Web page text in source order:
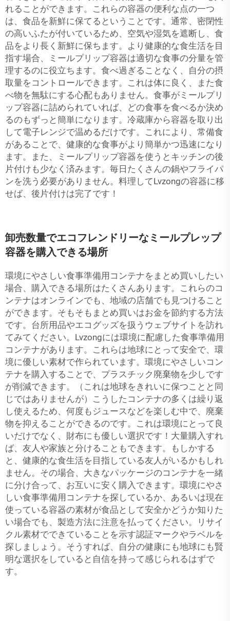
れることができます。これらの容器の便利な点の一つ
は、食品を新鮮に保てるということです。通常、密閉性
の高いふたが付いているため、空気や湿気を遮断し、食
品をより長く新鮮に保ちます。より健康的な食生活を目
指す場合、ミールプリップ容器は適切な食事の分量を管
理するのに役立ちます。食べ過ぎることなく、自分の摂
取量をコントロールできます。これは体に良く、また食
べ物を無駄にする心配もありません。食事がミールプリ
ップ容器に詰められていれば、どの食事を食べるか決め
るのもずっと簡単になります。冷蔵庫から容器を取り出
して電子レンジで温めるだけです。これにより、常備食
があることで、健康的な食事がより簡単かつ迅速になり
ます。また、ミールプリップ容器を使うとキッチンの後
片付けも少なく済みます。毎日たくさんの鍋やフライパ
ンを洗う必要がありません。料理してLvzongの容器に移
せば、後片付けは完了です！
卸売数量でエコフレンドリーなミールプレップ
容器を購入できる場所
環境にやさしい食事準備用コンテナをまとめ買いしたい
場合、購入できる場所はたくさんあります。これらのコ
ンテナはオンラインでも、地域の店舗でも見つけること
ができます。そもそもまとめ買いはお金を節約する方法
です。台所用品やエコグッズを扱うウェブサイトを訪れ
てみてください。Lvzongには環境に配慮した食事準備用
コンテナがあります。これらは地球にとって安全で、環
境に優しい素材で作られています。環境にやさしいコン
テナを購入することで、プラスチック廃棄物を少しです
が削減できます。（これは地球をきれいに保つことと同
じではありませんが）こうしたコンテナの多くは繰り返
し使えるため、何度もジュースなどを楽しむ中で、廃棄
物を抑えることができるのです。これは環境にとって良
いだけでなく、財布にも優しい選択です！大量購入すれ
ば、友人や家族と分けることもできます。もしかする
と、健康的な食生活を目指している友人がいるかもしれ
ません。その場合、大きなパッケージのコンテナを一緒
に分け合って、お互いに安く購入できます。環境にやさ
しい食事準備用コンテナを探しているか、あるいは現在
使っている容器の素材が食品として安全かどうか知りた
い場合でも、製造方法に注意を払ってください。リサイ
クル素材でできていることを示す認証マークやラベルを
探しましょう。そうすれば、自分の健康にも地球にも賢
明な選択をしていると自信を持って感じられるはずで
す。